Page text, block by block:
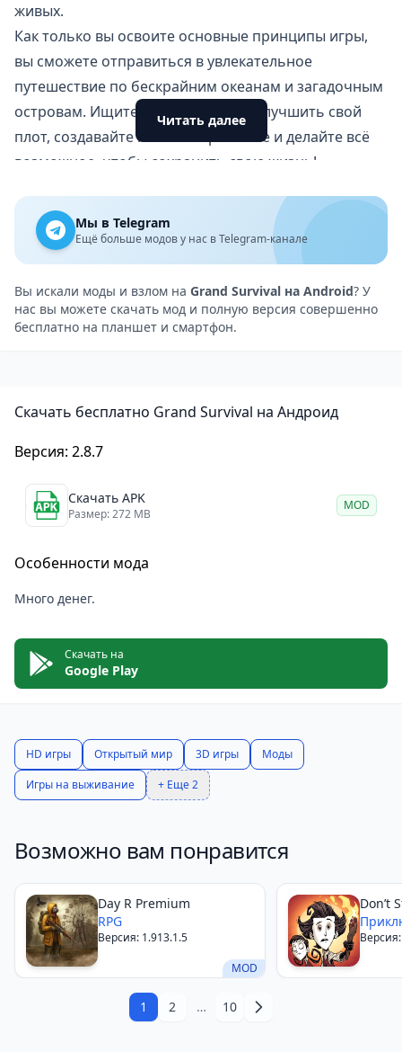
живых.
Как только вы освоите основные принципы игры,
вы сможете отправиться в увлекательное
путешествие по бескрайним океанам и загадочным
островам. Ищите ресурсы, чтобы улучшить свой
плот, создавайте новое снаряжение и делайте всё
возможное, чтобы сохранить свою жизнь!
погодные условия могут создать дополнительные
трудности и повлиять на поведение ваших
персонажей.
Разные острова
Каждый остров таит свою историю, которую могут
раскрыть только отважные исследователи.
Сражайтесь за свою жизнь! Акулы — это лишь
другие коварные существа будут пытаться лишить
вас жизни!
Наслаждайтесь красочным миром, созданным с
Испытайте свои навыки выживания и станьте
настоящим героем в игре Grand Survival!
Читать далее
Мы в Telegram
Ещё больше модов у нас в Telegram-канале
Вы искали моды и взлом на Grand Survival на Android? У
нас вы можете скачать мод и полную версия совершенно
бесплатно на планшет и смартфон.
Скачать бесплатно Grand Survival на Андроид
Версия: 2.8.7
Скачать APK
Размер: 272 MB
MOD
Особенности мода
Много денег.
Скачать на
Google Play
HD игры Открытый мир 3D игры
Моды
Игры на выживание
+ Еще 2
Возможно вам понравится
MOD
Day R Premium
RPG
Версия: 1.913.1.5
Don’t
1 2 … 10